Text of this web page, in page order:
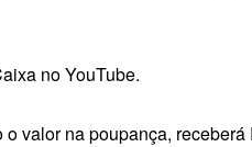
no YouTube.
valor na poupança,